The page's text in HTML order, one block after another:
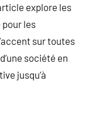
explore les
les
sur toutes
société en
jusqu’à